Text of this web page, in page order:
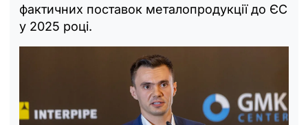
фактичних поставок металопродукції до ЄС
у 2025 році.